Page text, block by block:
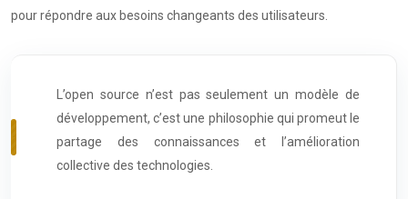
pour répondre aux besoins changeants des utilisateurs.
L’open source n’est pas seulement un modèle de
développement, c’est une philosophie qui promeut le
partage des connaissances et l’amélioration
collective des technologies.